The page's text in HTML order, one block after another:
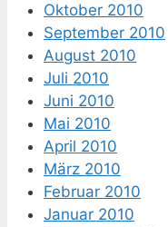
Oktober 2010
September 2010
August 2010
Juli 2010
Juni 2010
Mai 2010
April 2010
März 2010
Februar 2010
Januar 2010